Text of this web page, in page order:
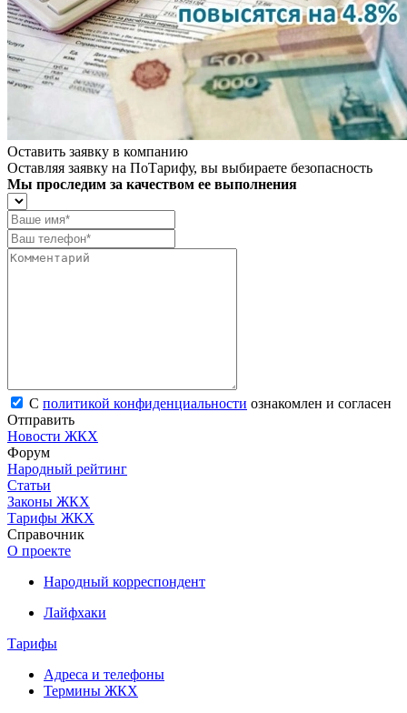
Оставить заявку в компанию
Оставляя заявку на ПоТарифу, вы выбираете безопасность
Мы проследим за качеством ее выполнения
С политикой конфиденциальности ознакомлен и согласен
Отправить
Новости ЖКХ
Форум
Народный рейтинг
Статьи
Законы ЖКХ
Тарифы ЖКХ
Справочник
О проекте
Народный корреспондент
Лайфхаки
Тарифы
Адреса и телефоны
Термины ЖКХ